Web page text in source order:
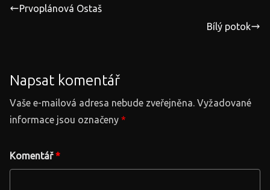
Prvoplánová Ostaš
Bílý potok
Napsat komentář
Vaše e-mailová adresa nebude zveřejněna. Vyžadované
informace jsou označeny *
Komentář*